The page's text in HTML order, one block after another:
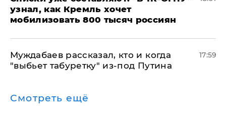
узнал, как Кремль хочет
мобилизовать 800 тысяч россиян
Муждабаев рассказал, кто и когда
"выбьет табуретку" из-под Путина
17:59
Смотреть ещё